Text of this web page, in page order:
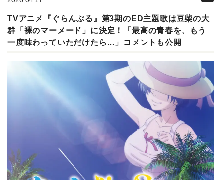
TVアニメ『ぐらんぶる』第3期のED主題歌は豆柴の大
群「裸のマーメード」に決定！「最高の青春を、もう
一度味わっていただけたら…」コメントも公開